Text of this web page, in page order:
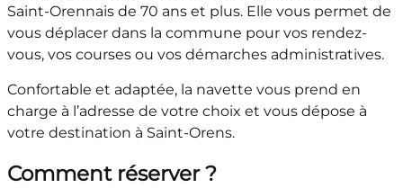
Saint-Orennais de 70 ans et plus. Elle vous permet de
vous déplacer dans la commune pour vos rendez-
vous, vos courses ou vos démarches administratives.
Confortable et adaptée, la navette vous prend en
charge à l’adresse de votre choix et vous dépose à
votre destination à Saint-Orens.
Comment réserver ?